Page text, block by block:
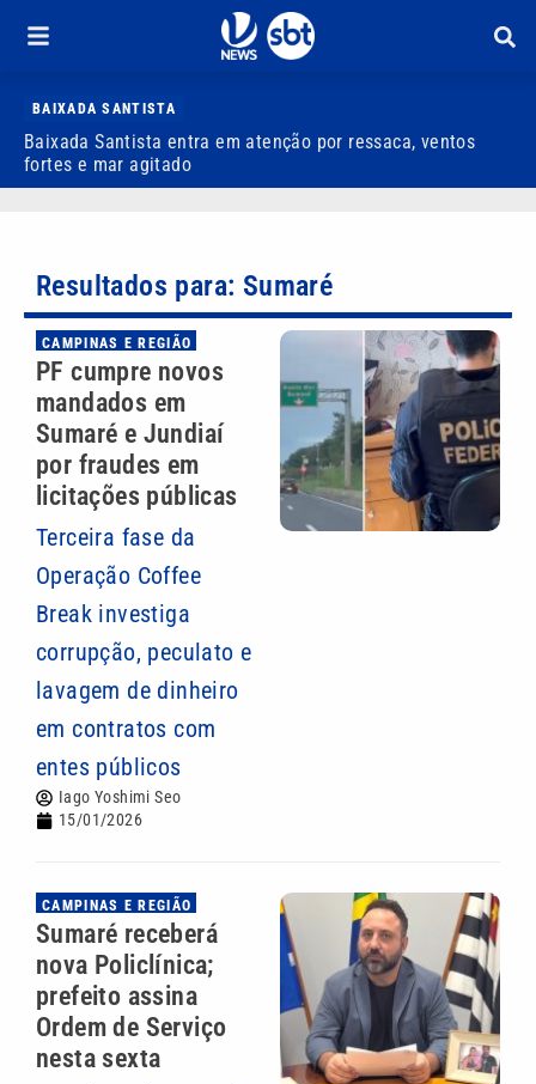
BAIXADA SANTISTA
Baixada Santista entra em atenção por ressaca, ventos
fortes e mar agitado
Resultados para: Sumaré
CAMPINAS E REGIÃO
PF cumpre novos
mandados em
Sumaré e Jundiaí
por fraudes em
licitações públicas
Terceira fase da
Operação Coffee
Break investiga
corrupção, peculato e
lavagem de dinheiro
em contratos com
entes públicos
Iago Yoshimi Seo
15/01/2026
CAMPINAS E REGIÃO
Sumaré receberá
nova Policlínica;
prefeito assina
Ordem de Serviço
nesta sexta